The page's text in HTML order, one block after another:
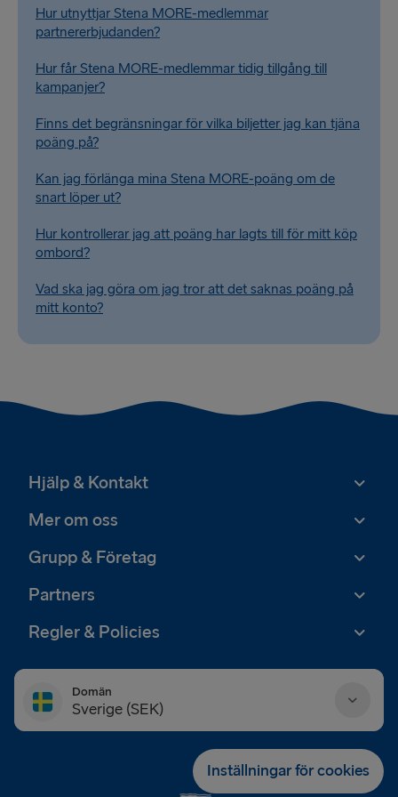
Hur utnyttjar Stena MORE-medlemmar
partnererbjudanden?
Hur får Stena MORE-medlemmar tidig tillgång till
kampanjer?
Finns det begränsningar för vilka biljetter jag kan tjäna
poäng på?
Kan jag förlänga mina Stena MORE-poäng om de
snart löper ut?
Hur kontrollerar jag att poäng har lagts till för mitt köp
ombord?
Vad ska jag göra om jag tror att det saknas poäng på
mitt konto?
Hjälp & Kontakt
Mer om oss
Grupp & Företag
Partners
Regler & Policies
Domän
Sverige (SEK)
Inställningar för cookies